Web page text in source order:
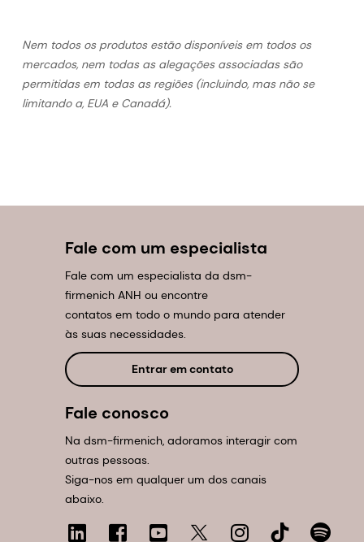
Nem todos os produtos estão disponíveis em todos os
mercados, nem todas as alegações associadas são
permitidas em todas as regiões (incluindo, mas não se
limitando a, EUA e Canadá).
Fale com um especialista
Fale com um especialista da dsm-
firmenich ANH ou encontre
contatos em todo o mundo para atender
às suas necessidades.
Entrar em contato
Fale conosco
Na dsm-firmenich, adoramos interagir com
outras pessoas.
Siga-nos em qualquer um dos canais
abaixo.